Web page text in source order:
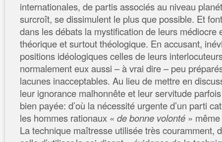
internationales, de partis associés au niveau
surcroît, se dissimulent le plus que possible. Et
dans les débats la mystification de leurs médiocre
théorique et surtout théologique. En accusant,
positions idéologiques celles de leurs
normalement eux aussi – à vrai dire – peu
lacunes inacceptables. Au lieu de mettre en
leur ignorance malhonnête et leur servitude
bien payée: d’où la nécessité urgente d’un parti
les hommes rationaux « de bonne volonté »
La technique maîtresse utilisée très couramment,